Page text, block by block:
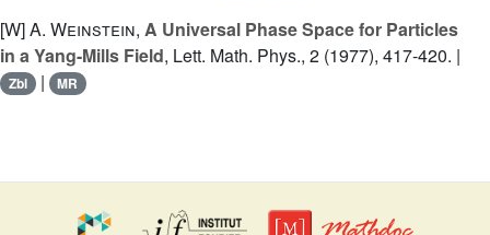
[W]A. Weinstein, A Universal Phase Space for Particles
in a Yang-Mills Field, Lett. Math. Phys., 2 (1977), 417-420. |
Zbl | MR